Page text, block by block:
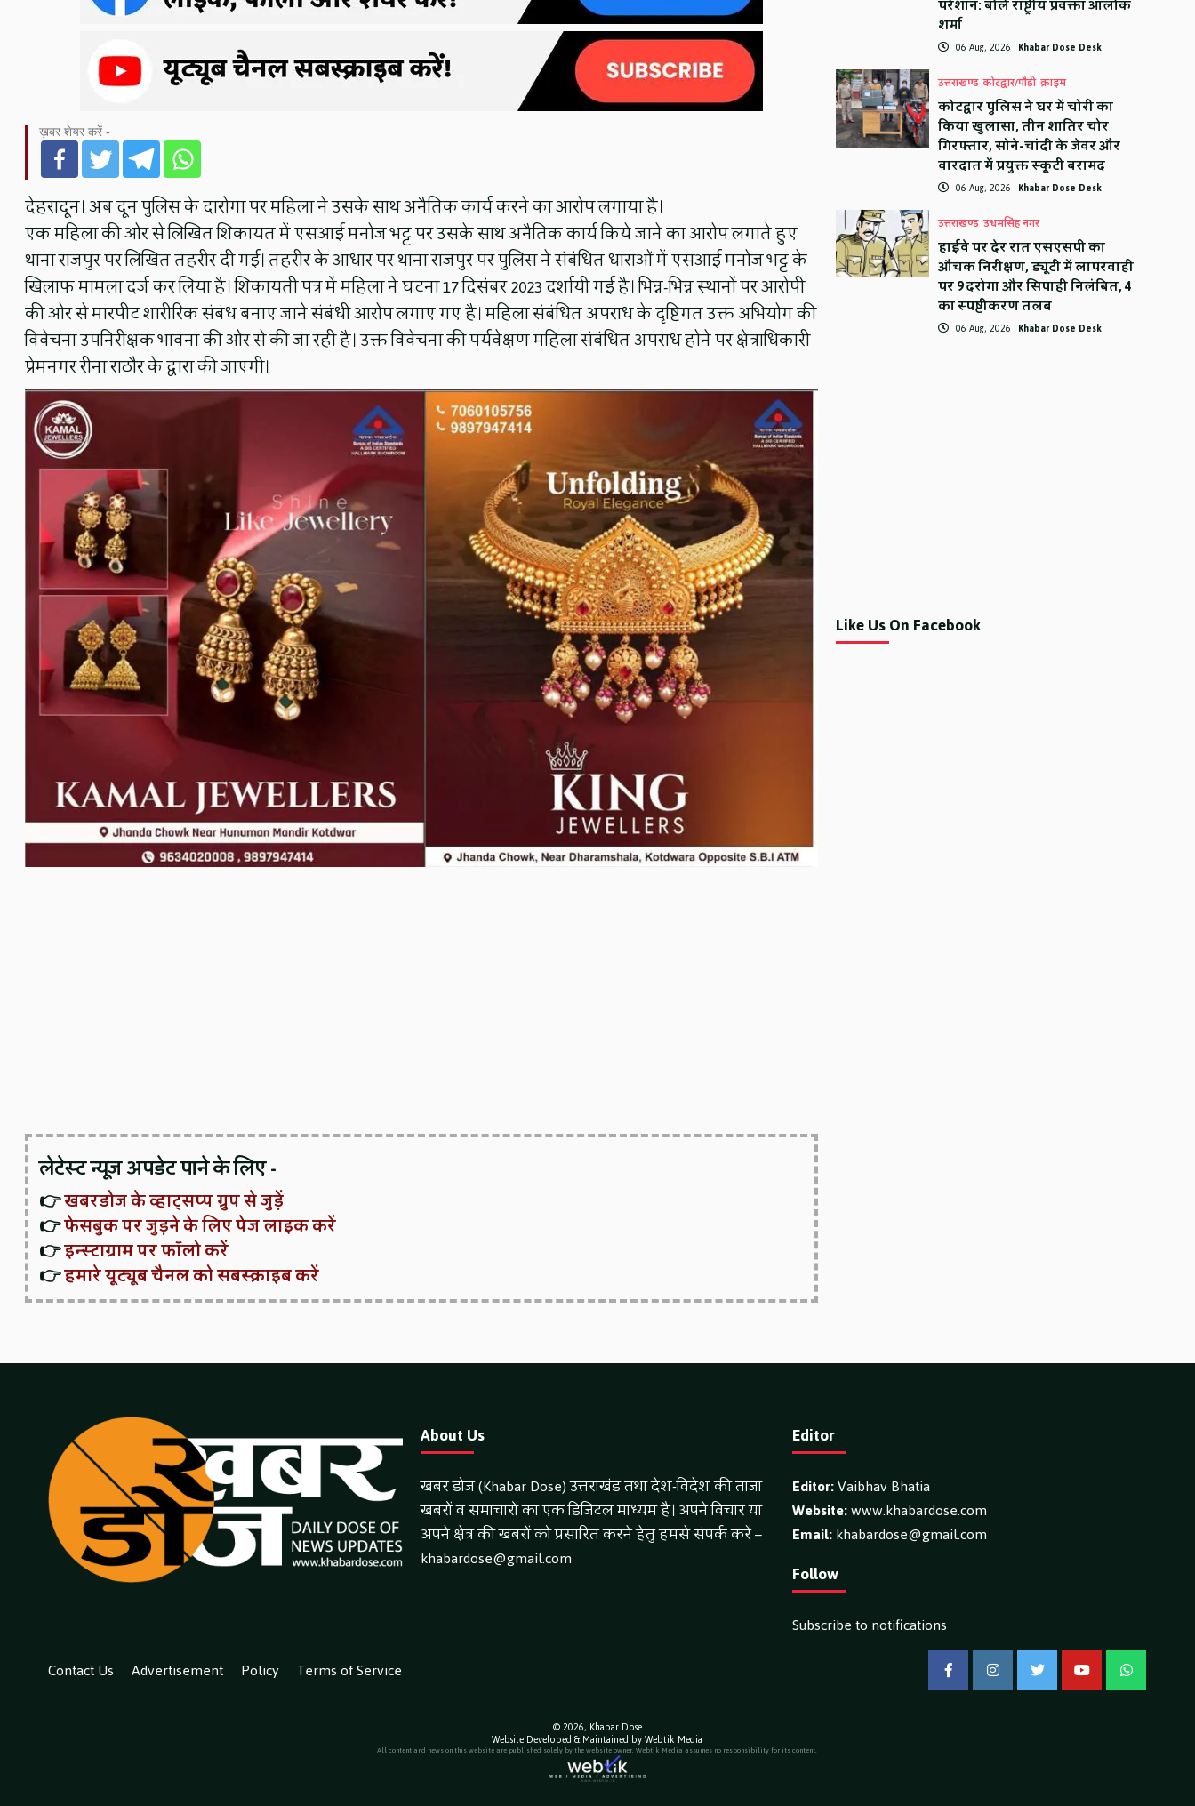
ख़बर शेयर करें -
देहरादून। अब दून पुलिस के दारोगा पर महिला ने उसके साथ अनैतिक कार्य करने का आरोप लगाया है।
एक महिला की ओर से लिखित शिकायत में एसआई मनोज भट्ट पर उसके साथ अनैतिक कार्य किये जाने का आरोप लगाते हुए
थाना राजपुर पर लिखित तहरीर दी गई। तहरीर के आधार पर थाना राजपुर पर पुलिस ने संबंधित धाराओं में एसआई मनोज भट्ट के
खिलाफ मामला दर्ज कर लिया है। शिकायती पत्र में महिला ने घटना 17 दिसंबर 2023 दर्शायी गई है। भिन्न-भिन्न स्थानों पर आरोपी
की ओर से मारपीट शारीरिक संबंध बनाए जाने संबंधी आरोप लगाए गए है। महिला संबंधित अपराध के दृष्टिगत उक्त अभियोग की
विवेचना उपनिरीक्षक भावना की ओर से की जा रही है। उक्त विवेचना की पर्यवेक्षण महिला संबंधित अपराध होने पर क्षेत्राधिकारी
प्रेमनगर रीना राठौर के द्वारा की जाएगी।
लेटेस्ट न्यूज़ अपडेट पाने के लिए -
👉खबरडोज के व्हाट्सप्प ग्रुप से जुड़ें
👉फेसबुक पर जुड़ने के लिए पेज लाइक करें
👉इन्स्टाग्राम पर फॉलो करें
👉हमारे यूट्यूब चैनल को सबस्क्राइब करें
परेशान: बोले राष्ट्रीय प्रवक्ता आलोक
शर्मा
06 Aug, 2026 Khabar Dose Desk
उत्तराखण्ड कोटद्वार/पौड़ी क्राइम
कोटद्वार पुलिस ने घर में चोरी का
किया खुलासा, तीन शातिर चोर
गिरफ्तार, सोने-चांदी के जेवर और
वारदात में प्रयुक्त स्कूटी बरामद
06 Aug, 2026 Khabar Dose Desk
उत्तराखण्ड उधमसिंह नगर
हाईवे पर देर रात एसएसपी का
औचक निरीक्षण, ड्यूटी में लापरवाही
पर 9 दरोगा और सिपाही निलंबित, 4
का स्पष्टीकरण तलब
06 Aug, 2026 Khabar Dose Desk
Like Us On Facebook
About Us
खबर डोज (Khabar Dose) उत्तराखंड तथा देश-विदेश की ताजा
खबरों व समाचारों का एक डिजिटल माध्यम है। अपने विचार या
अपने क्षेत्र की खबरों को प्रसारित करने हेतु हमसे संपर्क करें –
khabardose@gmail.com
Editor
Editor:Vaibhav Bhatia
Website:www.khabardose.com
Email:khabardose@gmail.com
Follow
Subscribe to notifications
Contact Us
Advertisement Policy Terms of Service FacebookInstagramTwitter YouTubeWhatsApp
© 2026, Khabar Dose
Website Developed & Maintained by Webtik Media
All content and news on this website are published solely by the website owner. Webtik Media assumes no responsibility for its content.